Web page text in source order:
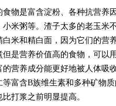
是富含淀粉、各种抗营养因
小米粥等。渣子太多的老玉米
米和精白面，因为它们的营
是营养价值高的食物，可以
的营养成分能更好地被人体吸
等富含B族维生素和多种矿物
打浆之前明显提高。